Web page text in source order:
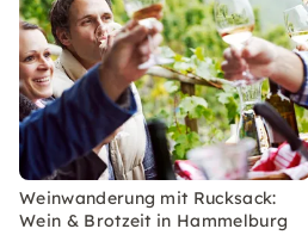
Weinwanderung mit Rucksack:
Wein & Brotzeit in Hammelburg